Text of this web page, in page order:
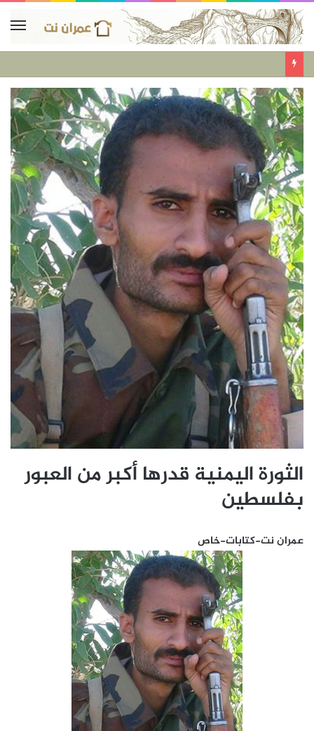
الثورة اليمنية قدرها أكبر من العبور
بفلسطين
عمران نت-كتابات-خاص